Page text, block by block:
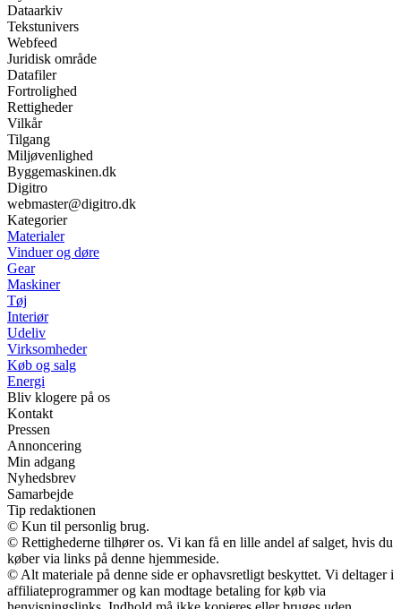
Dataarkiv
Tekstunivers
Webfeed
Juridisk område
Datafiler
Fortrolighed
Rettigheder
Vilkår
Tilgang
Miljøvenlighed
Byggemaskinen.dk
Digitro
webmaster@digitro.dk
Kategorier
Materialer
Vinduer og døre
Gear
Maskiner
Tøj
Interiør
Udeliv
Virksomheder
Køb og salg
Energi
Bliv klogere på os
Kontakt
Pressen
Annoncering
Min adgang
Nyhedsbrev
Samarbejde
Tip redaktionen
© Kun til personlig brug.
© Rettighederne tilhører os. Vi kan få en lille andel af salget, hvis du
køber via links på denne hjemmeside.
© Alt materiale på denne side er ophavsretligt beskyttet. Vi deltager i
affiliateprogrammer og kan modtage betaling for køb via